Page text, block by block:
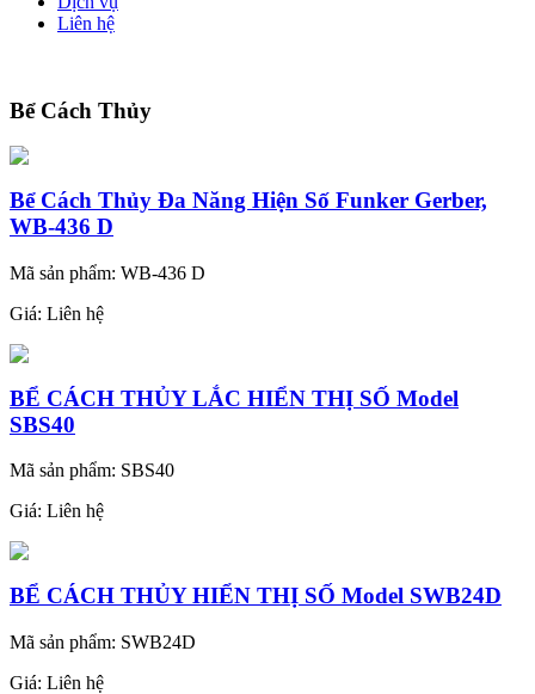
Liên hệ
Bể Cách Thủy
Bể Cách Thủy Đa Năng Hiện Số Funker Gerber,
WB-436 D
Mã sản phẩm: WB-436 D
Giá: Liên hệ
BỂ CÁCH THỦY LẮC HIỂN THỊ SỐ Model
SBS40
Mã sản phẩm: SBS40
Giá: Liên hệ
BỂ CÁCH THỦY HIỂN THỊ SỐ Model SWB24D
Mã sản phẩm: SWB24D
Giá: Liên hệ